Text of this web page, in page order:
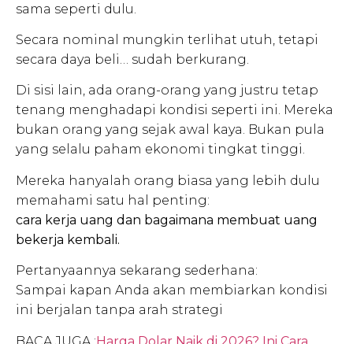
sama seperti dulu.
Secara nominal mungkin terlihat utuh, tetapi
secara daya beli… sudah berkurang.
Di sisi lain, ada orang-orang yang justru tetap
tenang menghadapi kondisi seperti ini. Mereka
bukan orang yang sejak awal kaya. Bukan pula
yang selalu paham ekonomi tingkat tinggi.
Mereka hanyalah orang biasa yang lebih dulu
memahami satu hal penting:
cara kerja uang dan bagaimana membuat uang
bekerja kembali.
Pertanyaannya sekarang sederhana:
Sampai kapan Anda akan membiarkan kondisi
ini berjalan tanpa arah strategi
BACA JUGA :Harga Dolar Naik di 2026? Ini Cara